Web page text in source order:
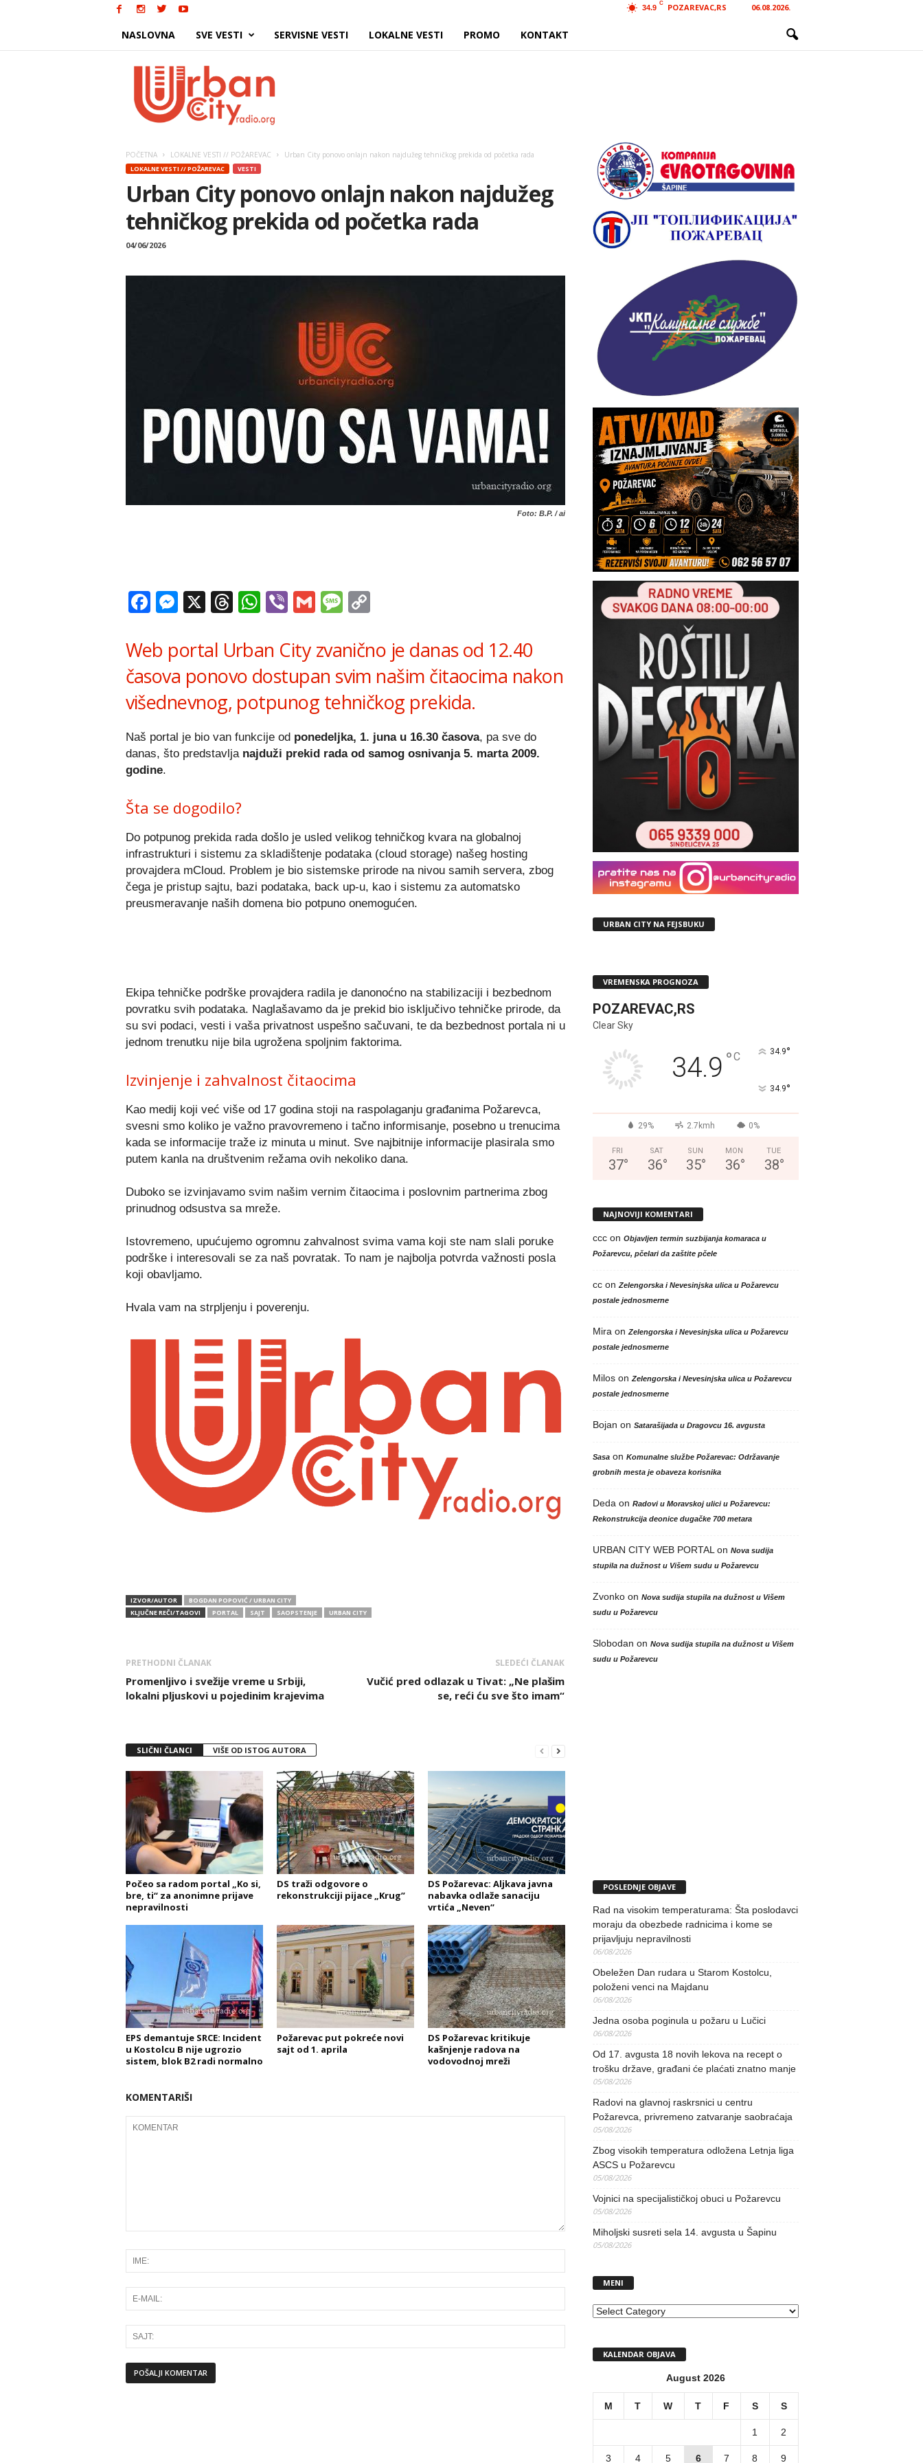
34.9
C POZAREVAC,RS 06.08.2026.
NASLOVNA SVE VESTI SERVISNE VESTI LOKALNE VESTI PROMO KONTAKT
POČETNA LOKALNE VESTI // POŽAREVAC Urban City ponovo onlajn nakon najdužeg tehničkog prekida od početka rada
LOKALNE VESTI // POŽAREVAC VESTI
Urban City ponovo onlajn nakon najdužeg
tehničkog prekida od početka rada
04/06/2026
Foto: B.P. / ai
Facebook
Messenger
X Threads
WhatsApp
ViberGmailMessage
Web portal Urban City zvanično je danas od 12.40
časova ponovo dostupan svim našim čitaocima nakon
višednevnog, potpunog tehničkog prekida.
Naš portal je bio van funkcije od ponedeljka, 1. juna u 16.30 časova, pa sve do
danas, što predstavlja najduži prekid rada od samog osnivanja 5. marta 2009.
godine.
Šta se dogodilo?
Do potpunog prekida rada došlo je usled velikog tehničkog kvara na globalnoj
infrastrukturi i sistemu za skladištenje podataka (cloud storage) našeg hosting
provajdera mCloud. Problem je bio sistemske prirode na nivou samih servera, zbog
čega je pristup sajtu, bazi podataka, back up-u, kao i sistemu za automatsko
preusmeravanje naših domena bio potpuno onemogućen.
Ekipa tehničke podrške provajdera radila je danonoćno na stabilizaciji i bezbednom
povratku svih podataka. Naglašavamo da je prekid bio isključivo tehničke prirode, da
su svi podaci, vesti i vaša privatnost uspešno sačuvani, te da bezbednost portala ni u
jednom trenutku nije bila ugrožena spoljnim faktorima.
Izvinjenje i zahvalnost čitaocima
Kao medij koji već više od 17 godina stoji na raspolaganju građanima Požarevca,
svesni smo koliko je važno pravovremeno i tačno informisanje, posebno u trenucima
kada se informacije traže iz minuta u minut. Sve najbitnije informacije plasirala smo
putem kanla na društvenim režama ovih nekoliko dana.
Duboko se izvinjavamo svim našim vernim čitaocima i poslovnim partnerima zbog
prinudnog odsustva sa mreže.
Istovremeno, upućujemo ogromnu zahvalnost svima vama koji ste nam slali poruke
podrške i interesovali se za naš povratak. To nam je najbolja potvrda važnosti posla
koji obavljamo.
Hvala vam na strpljenju i poverenju.
IZVOR/AUTOR
BOGDAN POPOVIĆ / URBAN CITY
KLJUČNE REČI/TAGOVI
PORTAL SAJT SAOPSTENJE URBAN CITY
PRETHODNI ČLANAK
Promenljivo i svežije vreme u Srbiji,
lokalni pljuskovi u pojedinim krajevima
SLEDEĆI ČLANAK
Vučić pred odlazak u Tivat: „Ne plašim
se, reći ću sve što imam“
SLIČNI ČLANCI VIŠE OD ISTOG AUTORA
Počeo sa radom portal „Ko si,
bre, ti“ za anonimne prijave
nepravilnosti
DS traži odgovore o
rekonstrukciji pijace „Krug”
DS Požarevac: Aljkava javna
nabavka odlaže sanaciju
vrtića „Neven“
EPS demantuje SRCE: Incident
u Kostolcu B nije ugrozio
sistem, blok B2 radi normalno
Požarevac put pokreće novi
sajt od 1. aprila
DS Požarevac kritikuje
kašnjenje radova na
vodovodnoj mreži
KOMENTARIŠI
URBAN CITY NA FEJSBUKU
VREMENSKA PROGNOZA
POZAREVAC,RS
Clear Sky
34.9 °C 34.9°
34.9°
29% 2.7kmh 0%
FRI
37°
SAT
36°
SUN
35°
MON
36°
TUE
38°
NAJNOVIJI KOMENTARI
cccon Objavljen termin suzbijanja komaraca u
Požarevcu, pčelari da zaštite pčele
ccon Zelengorska i Nevesinjska ulica u Požarevcu
postale jednosmerne
Mira on Zelengorska i Nevesinjska ulica u Požarevcu
postale jednosmerne
Miloson Zelengorska i Nevesinjska ulica u Požarevcu
postale jednosmerne
Bojan on Satarašijada u Dragovcu 16. avgusta
Sasaon Komunalne službe Požarevac: Održavanje
grobnih mesta je obaveza korisnika
Deda on Radovi u Moravskoj ulici u Požarevcu:
Rekonstrukcija deonice dugačke 700 metara
URBAN CITY WEB PORTAL on Nova sudija
stupila na dužnost u Višem sudu u Požarevcu
Zvonkoon Nova sudija stupila na dužnost u Višem
sudu u Požarevcu
Slobodan on Nova sudija stupila na dužnost u Višem
sudu u Požarevcu
POSLEDNJE OBJAVE
Rad na visokim temperaturama: Šta poslodavci
moraju da obezbede radnicima i kome se
prijavljuju nepravilnosti
06/08/2026
Obeležen Dan rudara u Starom Kostolcu,
položeni venci na Majdanu
06/08/2026
Jedna osoba poginula u požaru u Lučici
06/08/2026
Od 17. avgusta 18 novih lekova na recept o
trošku države, građani će plaćati znatno manje
05/08/2026
Radovi na glavnoj raskrsnici u centru
Požarevca, privremeno zatvaranje saobraćaja
05/08/2026
Zbog visokih temperatura odložena Letnja liga
ASCS u Požarevcu
05/08/2026
Vojnici na specijalističkoj obuci u Požarevcu
05/08/2026
Miholjski susreti sela 14. avgusta u Šapinu
05/08/2026
MENI
MENI
KALENDAR OBJAVA
August 2026
M T W T F S S
1 2
3 4 5 6 7 8 9